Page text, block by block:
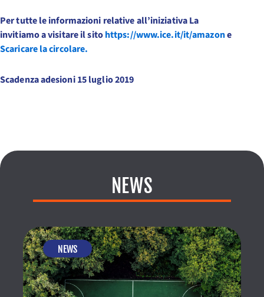
Per tutte le informazioni relative all’iniziativa La
invitiamo a visitare il sitohttps://www.ice.it/it/amazone
Scaricare la circolare.
Scadenza adesioni 15 luglio 2019
NEWS
NEWS